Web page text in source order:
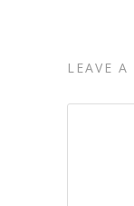
LEAVE A